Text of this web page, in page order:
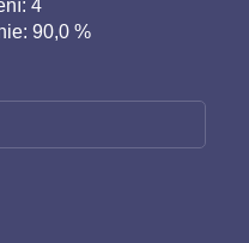
4
90,0 %